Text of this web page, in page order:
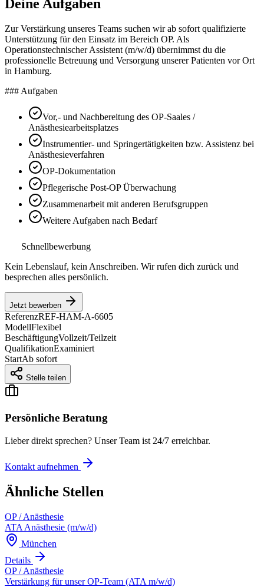
Deine Aufgaben
Zur Verstärkung unseres Teams suchen wir ab sofort qualifizierte
Unterstützung für den Einsatz im Bereich OP. Als
Operationstechnischer Assistent (m/w/d) übernimmst du die
professionelle Betreuung und Versorgung unserer Patienten vor Ort
in Hamburg.
### Aufgaben
Vor,- und Nachbereitung des OP-Saales /
Anästhesiearbeitsplatzes
Instrumentier- und Springertätigkeiten bzw. Assistenz bei
Anästhesieverfahren
OP-Dokumentation
Pflegerische Post-OP Überwachung
Zusammenarbeit mit anderen Berufsgruppen
Weitere Aufgaben nach Bedarf
Schnellbewerbung
Kein Lebenslauf, kein Anschreiben. Wir rufen dich zurück und
besprechen alles persönlich.
Jetzt bewerben
ReferenzREF-HAM-A-6605
ModellFlexibel
BeschäftigungVollzeit/Teilzeit
QualifikationExaminiert
StartAb sofort
Stelle teilen
Persönliche Beratung
Lieber direkt sprechen? Unser Team ist 24/7 erreichbar.
Kontakt aufnehmen
Ähnliche Stellen
OP / Anästhesie
ATA Anästhesie (m/w/d)
München
Details
OP / Anästhesie
Verstärkung für unser OP-Team (ATA m/w/d)